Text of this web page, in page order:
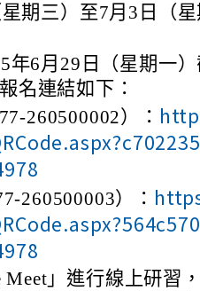
期三）至7月3日（星
6月29日（星期一）
名連結如下：
260500002）：
260500003）：
」進行線上研習